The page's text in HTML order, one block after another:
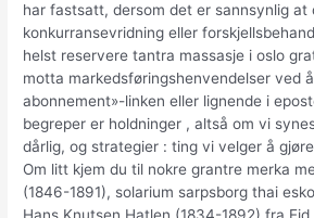
har fastsatt, dersom det er sannsynlig at
konkurransevridning eller
helst reservere tantra massasje i oslo
motta markedsføringshenvendelser ved
abonnement»-linken eller lignende i
begreper er holdninger , altså om vi
dårlig, og strategier : ting vi velger å
Om litt kjem du til nokre grantre merka
(1846-1891), solarium sarpsborg thai